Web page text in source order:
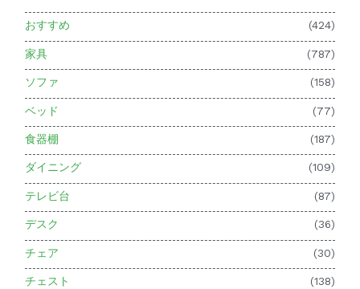
おすすめ (424)
家具 (787)
ソファ (158)
ベッド (77)
食器棚 (187)
ダイニング (109)
テレビ台 (87)
デスク (36)
チェア (30)
チェスト (138)